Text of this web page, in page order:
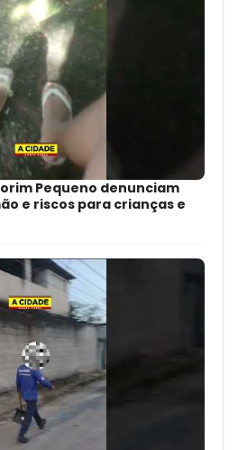
Pequeno denunciam
e riscos para crianças e